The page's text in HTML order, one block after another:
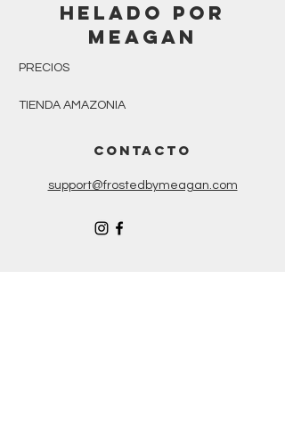
Helado POR
MEAGAN
PRECIOS
TIENDA AMAZONIA
CONTACTO
support@frostedbymeagan.com